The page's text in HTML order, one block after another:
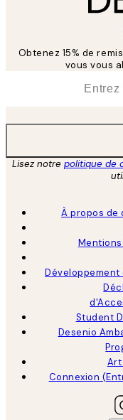
Obtenez 15% de
vous vous
Lisez notre politique de
À propos de
Développement
Student
Desenio
Art
Connexion